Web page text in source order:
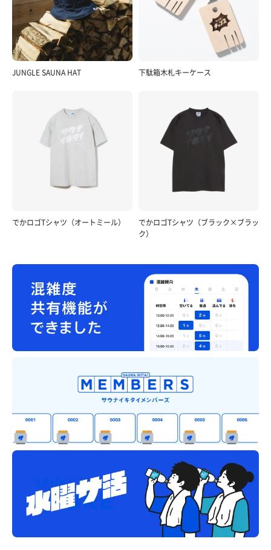
JUNGLE SAUNA HAT 下駄箱木札キーケース
でかロゴTシャツ（オートミール）
でかロゴTシャツ（ブラック×ブラッ
ク）